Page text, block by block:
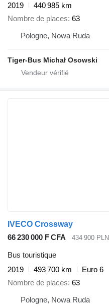
2019
440 985 km
Nombre de places 63
Pologne, Nowa Ruda
Tiger-Bus Michał Osowski
IVECO Crossway
66 230 000 F CFA
434 900 PLN
Bus touristique
2019
493 700 km
Euro 6
Nombre de places 63
Pologne, Nowa Ruda